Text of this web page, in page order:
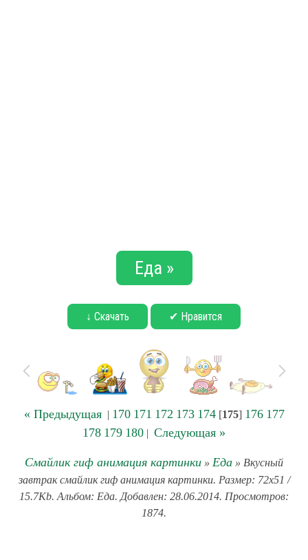
Еда »
↓ Скачать ✔ Нравится
« Предыдущая| 170 171 172 173 174[175] 176 177
178 179 180 | Следующая »
Смайлик гиф анимация картинки » Еда » Вкусный
завтрак смайлик гиф анимация картинки. Размер: 72x51 /
15.7Kb. Альбом: Еда. Добавлен: 28.06.2014. Просмотров:
1874.